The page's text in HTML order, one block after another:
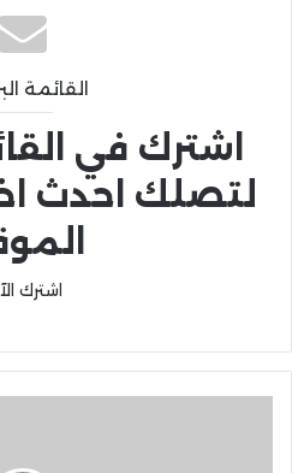
القائمة
اشترك في
لتصلك احدث
اشترك